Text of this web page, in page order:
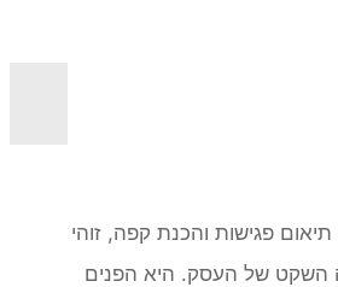
פגישות והכנת קפה, זוהי
השקט של העסק. היא הפנים